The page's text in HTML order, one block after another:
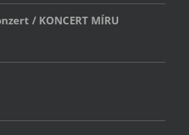
/ KONCERT MÍRU